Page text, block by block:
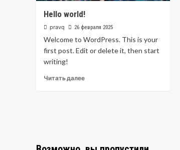
Hello world!
pravq 26 февраля 2025
Welcome to WordPress. This is your
first post. Edit or delete it, then start
writing!
Читать далее